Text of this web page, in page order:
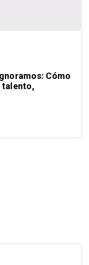
Cómo
talento,